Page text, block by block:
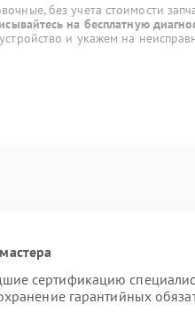
без учета стоимости
на бесплатную
и укажем на
сертификацию
гарантийных